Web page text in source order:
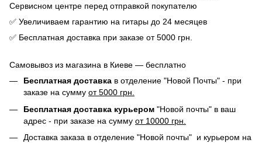
Сервисном центре перед отправкой покупателю
✅ Увеличиваем гарантию на гитары до 24 месяцев
✅ Бесплатная доставка при заказе от 5000 грн.
Самовывоз из магазина в Киеве — бесплатно
Бесплатная доставка в отделение "Новой Почты" - при
заказе на сумму от 5000 грн.
Бесплатная доставка курьером "Новой почты" в ваш
адрес - при заказе на сумму от 10000 грн.
Доставка заказа в отделение "Новой почты" и курьером на